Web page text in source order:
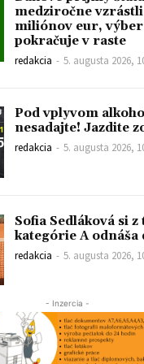
medziročne
miliónov eur,
pokračuje v raste
redakcia - 5. augusta 2026,
Pod vplyvom
nesadajte! Jazdite
redakcia - 5. augusta 2026,
Sofia Sedláková si
kategórie A odnáša
redakcia - 5. augusta 2026,
- Inzercia -